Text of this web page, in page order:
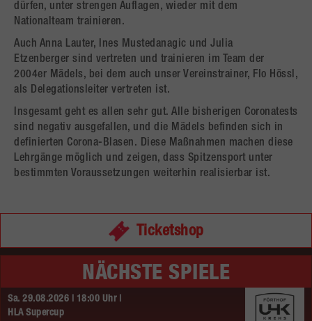
dürfen, unter strengen Auflagen, wieder mit dem
Nationalteam trainieren.
Auch Anna Lauter, Ines Mustedanagic und Julia
Etzenberger sind vertreten und trainieren im Team der
2004er Mädels, bei dem auch unser Vereinstrainer, Flo Hössl,
als Delegationsleiter vertreten ist.
Insgesamt geht es allen sehr gut. Alle bisherigen Coronatests
sind negativ ausgefallen, und die Mädels befinden sich in
definierten Corona-Blasen. Diese Maßnahmen machen diese
Lehrgänge möglich und zeigen, dass Spitzensport unter
bestimmten Voraussetzungen weiterhin realisierbar ist.
Ticketshop
NÄCHSTE SPIELE
Sa. 29.08.2026 | 18:00 Uhr |
HLA Supercup